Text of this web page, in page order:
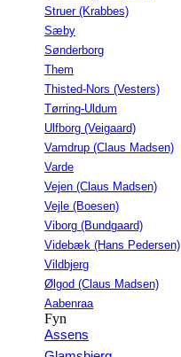
Struer (Krabbes)
Sæby
Sønderborg
Them
Thisted-Nors (Vesters)
Tørring-Uldum
Ulfborg (Veigaard)
Vamdrup (Claus Madsen)
Varde
Vejen (Claus Madsen)
Vejle (Boesen)
Viborg (Bundgaard)
Videbæk (Hans Pedersen)
Vildbjerg
Ølgod (Claus Madsen)
Aabenraa
Fyn
Assens